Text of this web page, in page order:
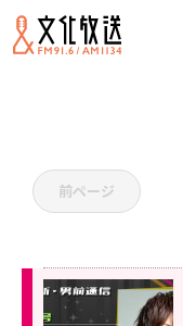
前ページ